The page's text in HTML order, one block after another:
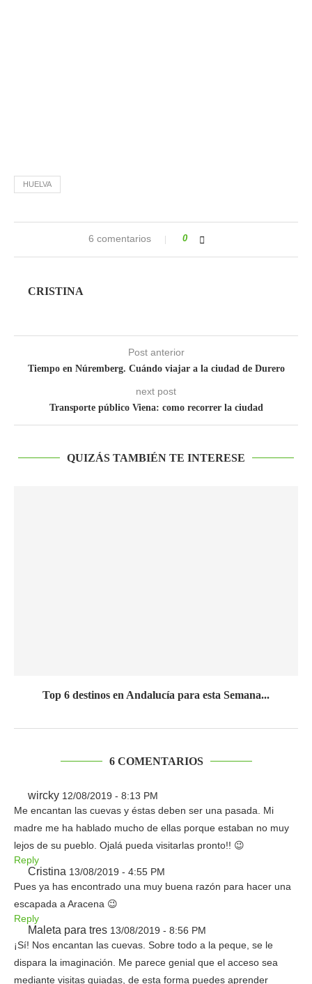
HUELVA
6 comentarios 0
CRISTINA
Post anterior
Tiempo en Núremberg. Cuándo viajar a la ciudad de Durero
next post
Transporte público Viena: como recorrer la ciudad
QUIZÁS TAMBIÉN TE INTERESE
Top 6 destinos en Andalucía para esta Semana...
6 COMENTARIOS
wircky 12/08/2019 - 8:13 PM
Me encantan las cuevas y éstas deben ser una pasada. Mi
madre me ha hablado mucho de ellas porque estaban no muy
lejos de su pueblo. Ojalá pueda visitarlas pronto!! 😉
Reply
Cristina 13/08/2019 - 4:55 PM
Pues ya has encontrado una muy buena razón para hacer una
escapada a Aracena 😉
Reply
Maleta para tres 13/08/2019 - 8:56 PM
¡Sí! Nos encantan las cuevas. Sobre todo a la peque, se le
dispara la imaginación. Me parece genial que el acceso sea
mediante visitas guiadas, de esta forma puedes aprender